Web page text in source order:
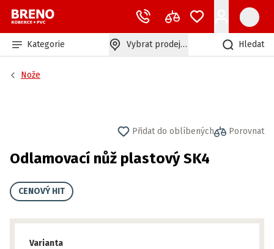
Kategorie Vybrat prodejnu Hledat
Nože
Přidat do oblíbených Porovnat
Odlamovací nůž plastový SK4
CENOVÝ HIT
Varianta